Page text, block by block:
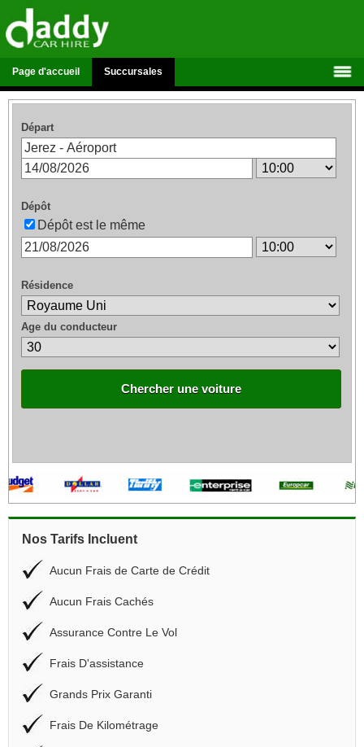
Page d'accueil Succursales
Départ
Dépôt
Dépôt est le même
Résidence
Age du conducteur
Chercher une voiture
Nos Tarifs Incluent
Aucun Frais de Carte de Crédit
Aucun Frais Cachés
Assurance Contre Le Vol
Frais D'assistance
Grands Prix Garanti
Frais De Kilométrage